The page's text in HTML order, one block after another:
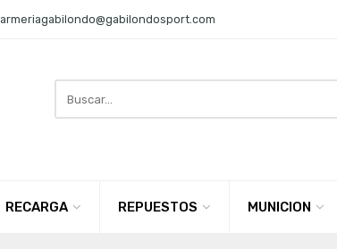
armeriagabilondo@gabilondosport.com
here
RECARGA REPUESTOS MUNICION